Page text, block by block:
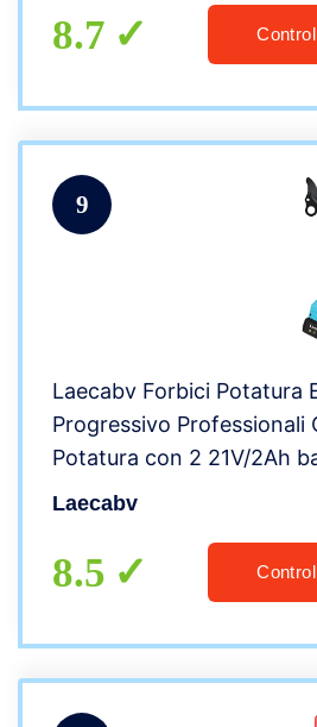
8.7
9
Laecabv Forbici Potatura
Progressivo Professionali
Potatura con 2 21V/2Ah
potatura Giardinaggio Ulivi
Laecabv
8.5